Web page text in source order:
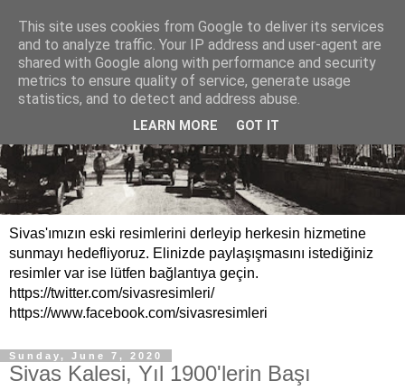
Sivas'ımızın eski resimlerini derleyip herkesin hizmetine
sunmayı hedefliyoruz. Elinizde paylaşışmasını istediğiniz
resimler var ise lütfen bağlantıya geçin.
https://twitter.com/sivasresimleri/
https://www.facebook.com/sivasresimleri
Sunday, June 7, 2020
Sivas Kalesi, Yıl 1900'lerin Başı
This site uses cookies from Google to deliver its services
and to analyze traffic. Your IP address and user-agent are
shared with Google along with performance and security
metrics to ensure quality of service, generate usage
statistics, and to detect and address abuse.
LEARN MORE GOT IT